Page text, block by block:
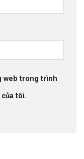
web trong trình
tôi.